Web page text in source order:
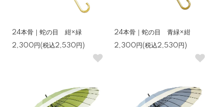
24本骨｜蛇の目 紺×緑
2,300円(税込2,530円)
24本骨｜蛇の目 青緑×紺
2,300円(税込2,530円)